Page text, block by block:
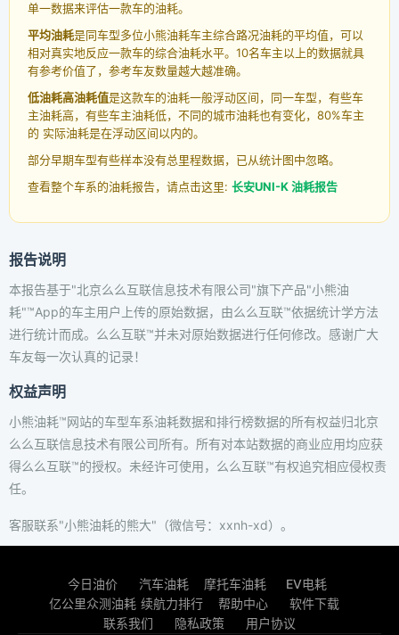
单一数据来评估一款车的油耗。
平均油耗是同车型多位小熊油耗车主综合路况油耗的平均值，可以
相对真实地反应一款车的综合油耗水平。10名车主以上的数据就具
有参考价值了，参考车友数量越大越准确。
低油耗高油耗值是这款车的油耗一般浮动区间，同一车型，有些车
主油耗高，有些车主油耗低，不同的城市油耗也有变化，80%车主
的 实际油耗是在浮动区间以内的。
部分早期车型有些样本没有总里程数据，已从统计图中忽略。
查看整个车系的油耗报告，请点击这里: 长安UNI-K 油耗报告
报告说明
本报告基于"北京么么互联信息技术有限公司"旗下产品"小熊油
耗"™App的车主用户上传的原始数据，由么么互联™依据统计学方法
进行统计而成。么么互联™并未对原始数据进行任何修改。感谢广大
车友每一次认真的记录！
权益声明
小熊油耗™网站的车型车系油耗数据和排行榜数据的所有权益归北京
么么互联信息技术有限公司所有。所有对本站数据的商业应用均应获
得么么互联™的授权。未经许可使用，么么互联™有权追究相应侵权责
任。
客服联系"小熊油耗的熊大"（微信号：xxnh-xd）。
今日油价 汽车油耗 摩托车油耗
EV电耗
亿公里众测油耗 续航力排行 帮助中心
软件下载
联系我们
隐私政策 用户协议